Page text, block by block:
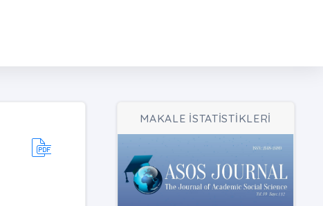
MAKALE İSTATİSTİKLERİ